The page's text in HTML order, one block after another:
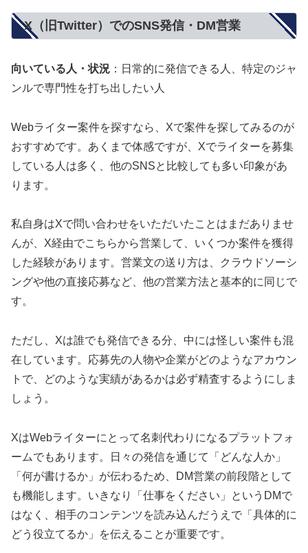
X（旧Twitter）でのSNS発信・DM営業
向いている人・状況 ：日常的に発信できる人、特定のジャ
ンルで専門性を打ち出したい人
Webライター案件を探すなら、Xで案件を探してみるのが
おすすめです。あくまで体感ですが、Xでライターを募集
している人は多く、他のSNSと比較しても多い印象があ
ります。
私自身はXで問い合わせをいただいたことはまだありませ
んが、X経由でこちらから営業して、いくつか案件を獲得
した経験があります。営業文の送り方は、クラウドソーシ
ングや他の直接応募など、他の営業方法と基本的に同じで
す。
ただし、Xは誰でも発信できる分、中には怪しい案件も混
在しています。応募先の人物や企業がどのようなアカウン
トで、どのような実績があるかは必ず精査するようにしま
しょう。
XはWebライターにとって名刺代わりになるプラットフォ
ームでもあります。日々の発信を通じて「どんな人か」
「何が書けるか」が伝わるため、DM営業の前段階として
も機能します。いきなり「仕事をください」というDMで
はなく、相手のコンテンツを読み込んだうえで「具体的に
どう役立てるか」を伝えることが重要です。